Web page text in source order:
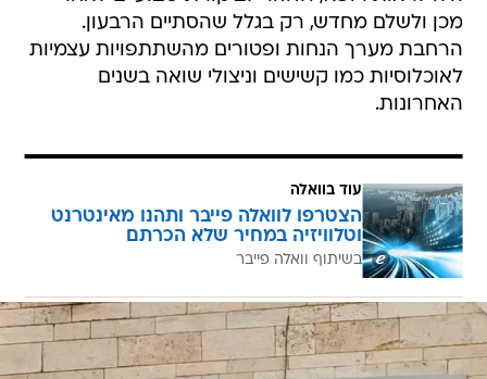
מכן ולשלם מחדש, רק בגלל שהסתיים הרבעון.
הרחבת מערך הנחות ופטורים מהשתתפויות עצמיות
לאוכלוסיות כמו קשישים וניצולי שואה בשנים
האחרונות.
עוד בוואלה
הצטרפו לוואלה פייבר ותהנו מאינטרנט
וטלוויזיה במחיר שלא הכרתם
בשיתוף וואלה פייבר